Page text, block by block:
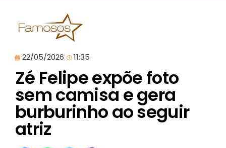
22/05/2026 11:35
Zé Felipe expõe foto
sem camisa e gera
burburinho ao seguir
atriz